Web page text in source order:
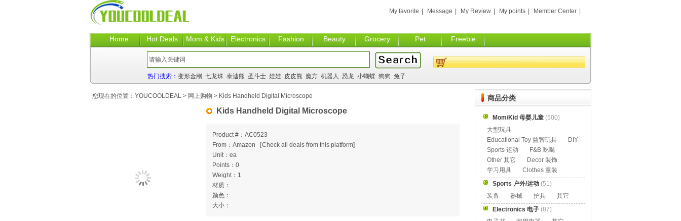
Home Hot Deals Mom & Kids Electronics Fashion Beauty Grocery Pet Freebie
My favorite Message My Review My points Member Center
热门搜索： 变形金刚 七龙珠 泰迪熊 圣斗士 娃娃 皮皮熊 魔方 机器人 恐龙 小蝴蝶 狗狗 兔子
Kids Handheld Digital Microscope
Product #：AC0523
From：Amazon
[Check all deals from this platform]
Unit：ea
Points：0
Weight：1
材质：
颜色：
大小：
您现在的位置： YOUCOOLDEAL > 网上购物 > Kids Handheld Digital Microscope 商品分类
Mom/Kid 母婴儿童 (500)
大型玩具
Educational Toy 益智玩具
DIY
Sports 运动
F&B 吃喝
Other 其它
Decor 装饰
学习用具
Clothes 童装
Sports 户外/运动 (51)
装备
器械 护具
其它
Electronics 电子 (87)